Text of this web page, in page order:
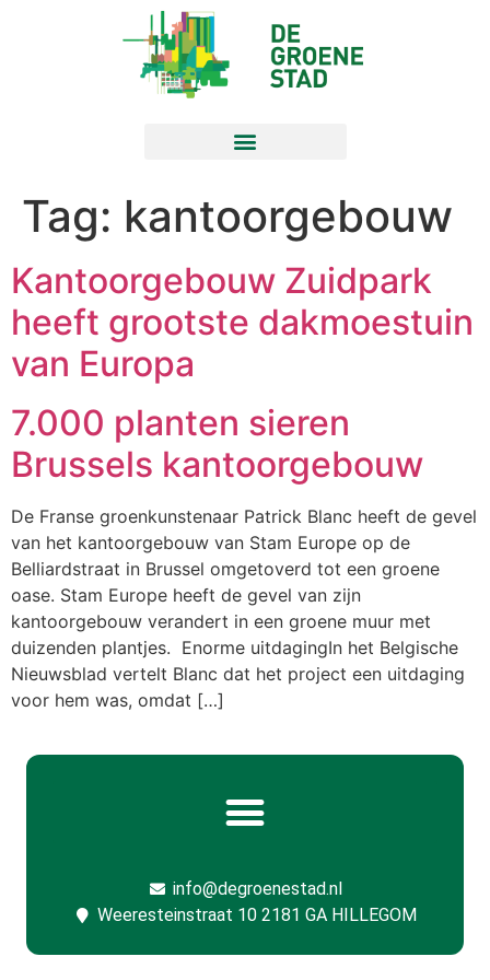
Tag: kantoorgebouw
Kantoorgebouw Zuidpark
heeft grootste dakmoestuin
van Europa
7.000 planten sieren
Brussels kantoorgebouw
De Franse groenkunstenaar Patrick Blanc heeft de gevel
van het kantoorgebouw van Stam Europe op de
Belliardstraat in Brussel omgetoverd tot een groene
oase. Stam Europe heeft de gevel van zijn
kantoorgebouw verandert in een groene muur met
duizenden plantjes. Enorme uitdagingIn het Belgische
Nieuwsblad vertelt Blanc dat het project een uitdaging
voor hem was, omdat […]
info@degroenestad.nl
Weeresteinstraat 10 2181 GA HILLEGOM